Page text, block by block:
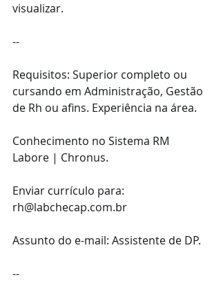
visualizar.
--
Requisitos: Superior completo ou
cursando em Administração, Gestão
de Rh ou afins. Experiência na área.
Conhecimento no Sistema RM
Labore | Chronus.
Enviar currículo para:
rh@labchecap.com.br
Assunto do e-mail: Assistente de DP.
--